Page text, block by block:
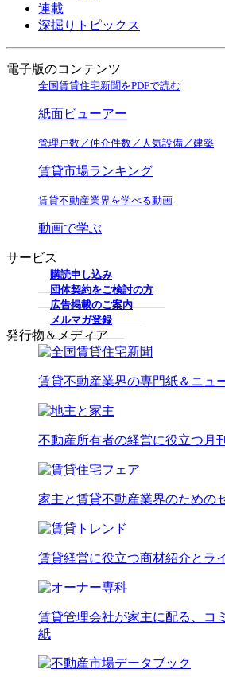
連載
深掘りトピックス
電子版のコンテンツ
全国賃貸住宅新聞をPDFで読む
紙面ビューアー
管理戸数／仲介件数／人気設備／建築
賃貸市場ランキング
賃貸不動産業界を学べる動画
動画で学ぶ
サービス
購読申し込み
団体契約をご検討の方
広告掲載のご案内
メルマガ登録
発行物＆メディア
賃貸不動産業界の専門紙＆ニュ
不動産所有者の経営に役立つ月
家主と賃貸不動産業界のための
賃貸経営に役立つ商材紹介とラ
賃貸管理会社が家主に配る、コ
紙